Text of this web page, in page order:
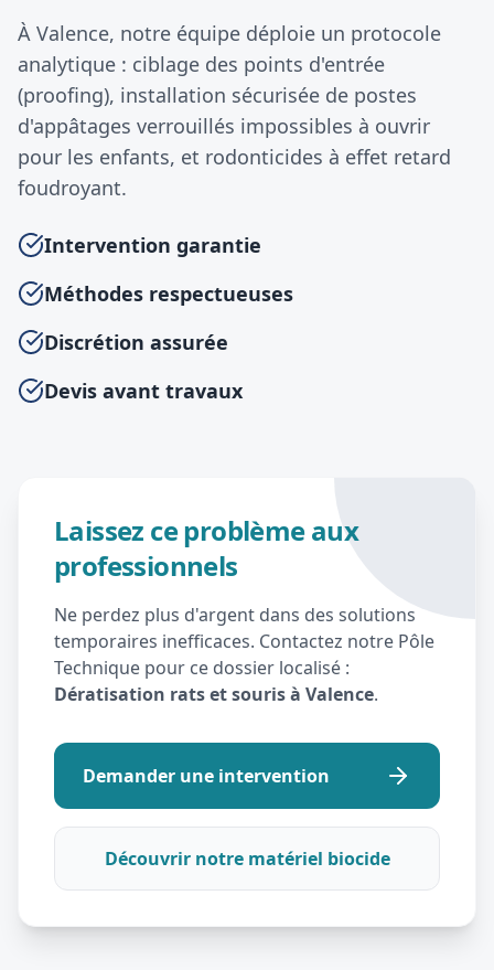
À Valence, notre équipe déploie un protocole
analytique : ciblage des points d'entrée
(proofing), installation sécurisée de postes
d'appâtages verrouillés impossibles à ouvrir
pour les enfants, et rodonticides à effet retard
foudroyant.
Intervention garantie
Méthodes respectueuses
Discrétion assurée
Devis avant travaux
Laissez ce problème aux
professionnels
Ne perdez plus d'argent dans des solutions
temporaires inefficaces. Contactez notre Pôle
Technique pour ce dossier localisé :
Dératisation rats et souris à Valence.
Demander une intervention
Découvrir notre matériel biocide